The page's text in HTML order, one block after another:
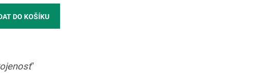
DO KOŠÍKU
"